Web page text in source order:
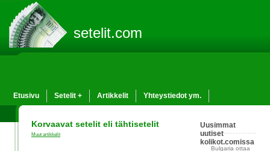
setelit.com
Etusivu Setelit + Artikkelit Yhteystiedot ym.
Korvaavat setelit eli tähtisetelit
Muut artikkelit
Uusimmat
uutiset
kolikot.comissa
Bulgaria ottaa